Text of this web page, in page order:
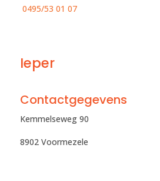
0495/53 01 07
Ieper
Contactgegevens
Kemmelseweg 90
8902 Voormezele